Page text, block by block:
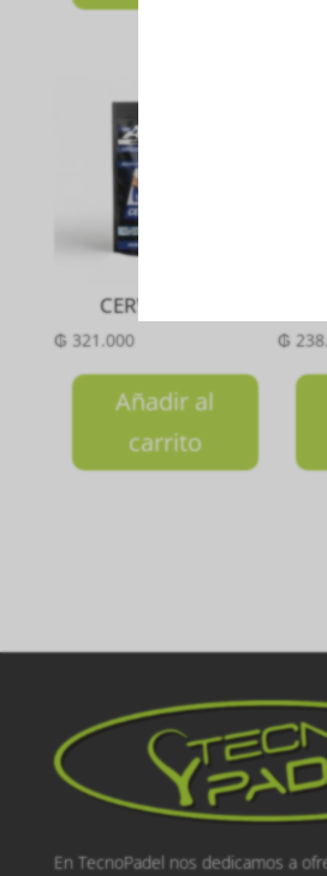
CERVICALES
₲321.000
Añadir al
carrito
₲
En TecnoPadel nos dedicamos a